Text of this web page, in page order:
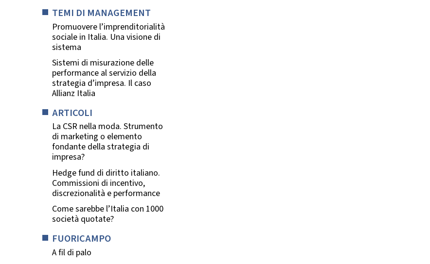
TEMI DI MANAGEMENT
Promuovere l’imprenditorialità
sociale in Italia. Una visione di
sistema
Sistemi di misurazione delle
performance al servizio della
strategia d’impresa. Il caso
Allianz Italia
ARTICOLI
La CSR nella moda. Strumento
di marketing o elemento
fondante della strategia di
impresa?
Hedge fund di diritto italiano.
Commissioni di incentivo,
discrezionalità e performance
Come sarebbe l’Italia con 1000
società quotate?
FUORICAMPO
A fil di palo